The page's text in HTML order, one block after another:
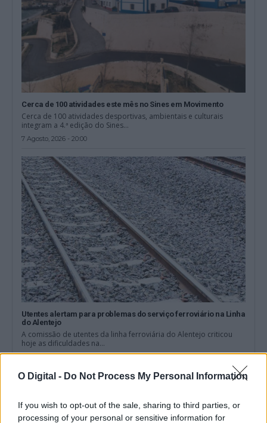
O Digital - Do Not Process My Personal Information
If you wish to opt-out of the sale, sharing to third parties, or
processing of your personal or sensitive information for
Cerca de 100 atividades este mês no Sines em Movimento
Cerca de 100 atividades desportivas, ambientais e culturais
integram a 4.ª edição do Sines...
7 Agosto, 2026 - 20:00
Utentes alertam para problemas do serviço ferroviário na Linha
do Alentejo
A comissão de utentes da linha ferroviária do Alentejo criticou
hoje as dificuldades na...
7 Agosto, 2026 - 19:56